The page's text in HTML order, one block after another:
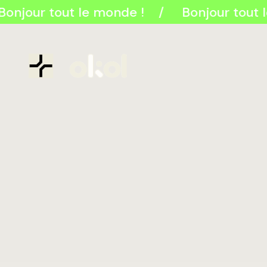
tout le monde ! Bonjour tout